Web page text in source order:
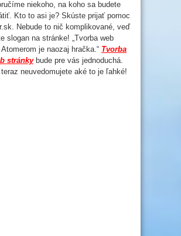
niekoho, na koho sa budete
Kto to asi je? Skúste prijať pomoc
Nebude to nič komplikované, veď
slogan na stránke! „Tvorba web
je naozaj hračka.“ Tvorba
stránkybude pre vás jednoduchá.
neuvedomujete aké to je ľahké!